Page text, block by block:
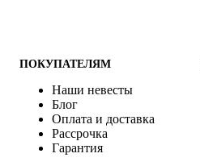
ПОКУПАТЕЛЯМ
Наши невесты
Блог
Оплата и доставка
Рассрочка
Гарантия